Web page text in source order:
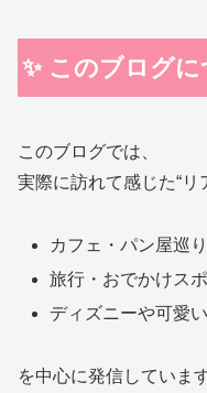
✨ このブログに
このブログでは、
実際に訪れて感じた“リ
カフェ・パン屋巡
旅行・おでかけス
ディズニーや可愛
を中心に発信しています